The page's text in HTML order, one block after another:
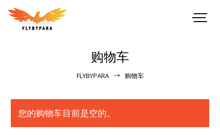
购物车
FLYBYPARA $ 购物车
您的购物车目前是空的。